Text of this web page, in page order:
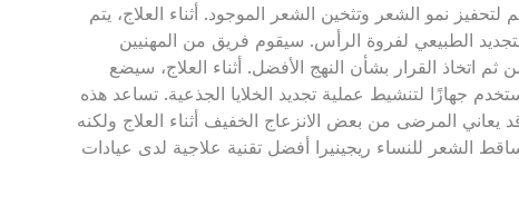
نمو الشعر وتثخين الشعر الموجود. أثناء العلاج، يتم
الطبيعي لفروة الرأس. سيقوم فريق من المهنيين
اتخاذ القرار بشأن النهج الأفضل. أثناء العلاج، سيضع
جهازًا لتنشيط عملية تجديد الخلايا الجذعية. تساعد هذه
يعاني المرضى من بعض الانزعاج الخفيف أثناء العلاج ولكنه
الشعر للنساء ريجينيرا أفضل تقنية علاجية لدى عيادات